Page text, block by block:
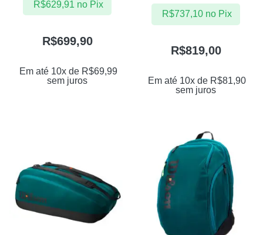
R$699,90
Em até 10x de R$69,99
sem juros
R$629,91 no Pix
R$819,00
Em até 10x de R$81,90
sem juros
R$737,10 no Pix